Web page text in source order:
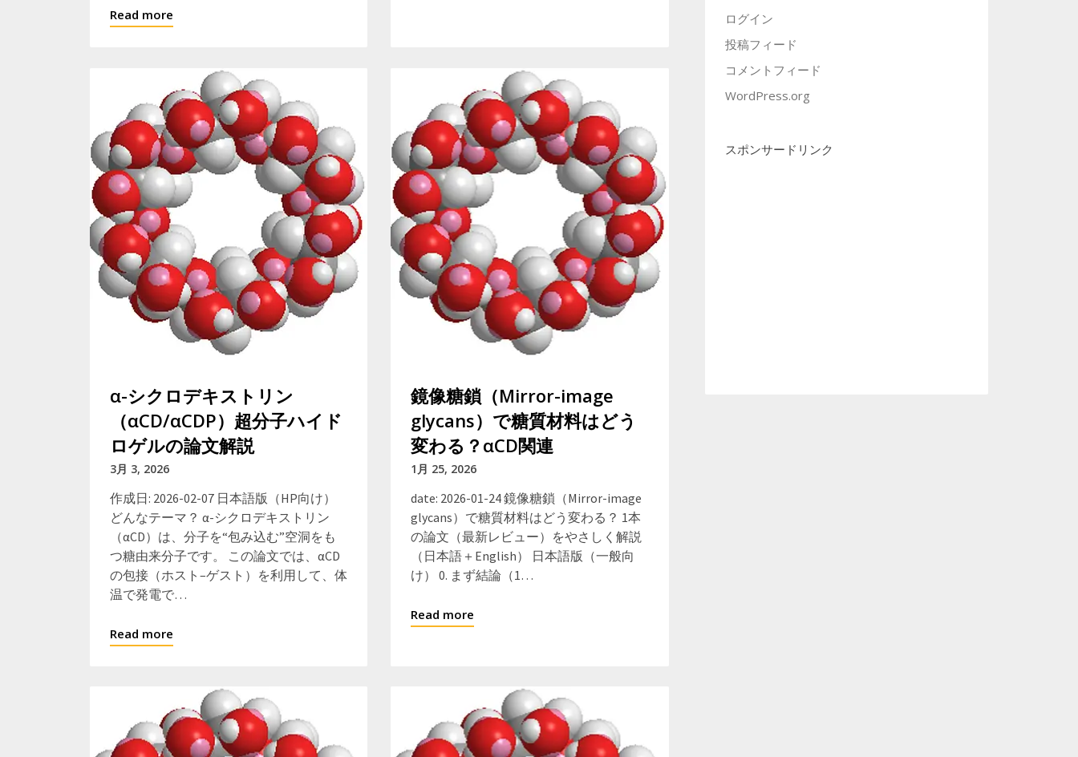
Read more
α-シクロデキストリン
（αCD/αCDP）超分子ハイド
ロゲルの論文解説
3月 3, 2026
作成日: 2026-02-07 日本語版（HP向け）
どんなテーマ？ α-シクロデキストリン
（αCD）は、分子を“包み込む”空洞をも
つ糖由来分子です。 この論文では、αCD
の包接（ホスト–ゲスト）を利用して、体
温で発電で…
Read more
鏡像糖鎖（Mirror-image
glycans）で糖質材料はどう
変わる？αCD関連
1月 25, 2026
date: 2026-01-24 鏡像糖鎖（Mirror-image
glycans）で糖質材料はどう変わる？ 1本
の論文（最新レビュー）をやさしく解説
（日本語＋English） 日本語版（一般向
け） 0. まず結論（1…
Read more
ログイン
投稿フィード
コメントフィード
WordPress.org
スポンサードリンク